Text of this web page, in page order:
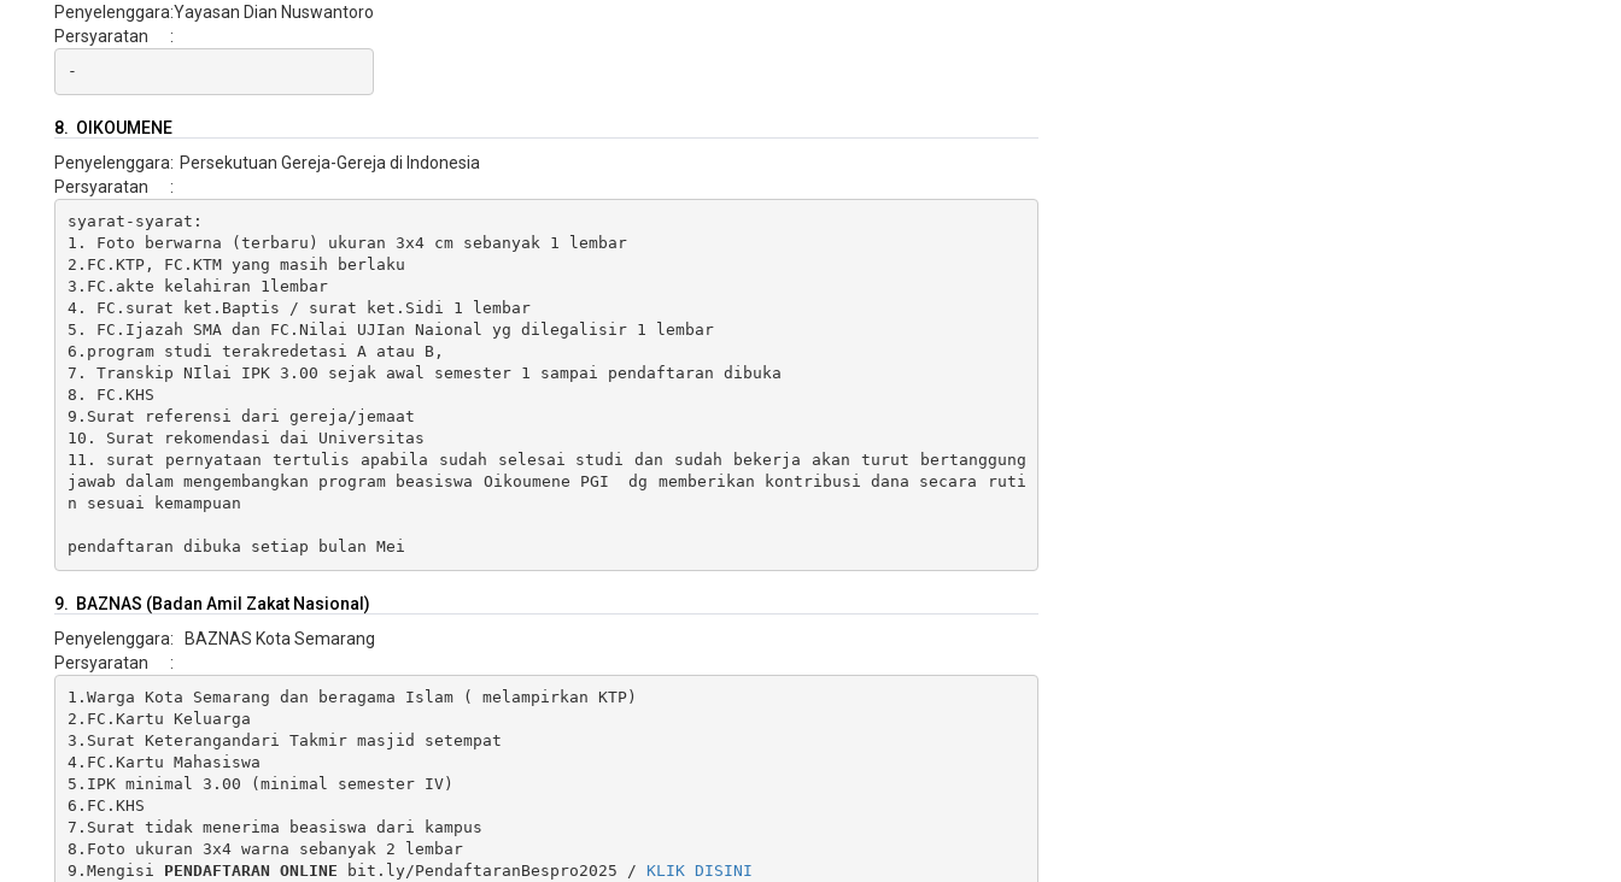
Penyelenggara:Yayasan Dian Nuswantoro
Persyaratan
:
-
8. OIKOUMENE
Penyelenggara: Persekutuan Gereja-Gereja di Indonesia
Persyaratan
:
syarat-syarat:
1. Foto berwarna (terbaru) ukuran 3x4 cm sebanyak 1 lembar
2.FC.KTP, FC.KTM yang masih berlaku
3.FC.akte kelahiran 1lembar
4. FC.surat ket.Baptis / surat ket.Sidi 1 lembar
5. FC.Ijazah SMA dan FC.Nilai UJIan Naional yg dilegalisir 1 lembar
6.program studi terakredetasi A atau B,
7. Transkip NIlai IPK 3.00 sejak awal semester 1 sampai pendaftaran dibuka
8. FC.KHS
9.Surat referensi dari gereja/jemaat
10. Surat rekomendasi dai Universitas
11. surat pernyataan tertulis apabila sudah selesai studi dan sudah bekerja akan turut bertanggung
jawab dalam mengembangkan program beasiswa Oikoumene PGI  dg memberikan kontribusi dana secara ruti
n sesuai kemampuan
pendaftaran dibuka setiap bulan Mei
9. BAZNAS (Badan Amil Zakat Nasional)
Penyelenggara:
BAZNAS Kota Semarang
Persyaratan
:
1.Warga Kota Semarang dan beragama Islam ( melampirkan KTP)
2.FC.Kartu Keluarga
3.Surat Keterangandari Takmir masjid setempat
4.FC.Kartu Mahasiswa
5.IPK minimal 3.00 (minimal semester IV)
6.FC.KHS
7.Surat tidak menerima beasiswa dari kampus
8.Foto ukuran 3x4 warna sebanyak 2 lembar
9.Mengisi PENDAFTARAN ONLINE bit.ly/PendaftaranBespro2025 / KLIK DISINI